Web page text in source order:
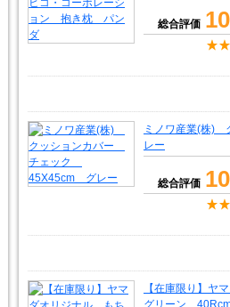
総合評価
ミノワ産業(株)
レー
総合評価
【在庫限り】
グリーン